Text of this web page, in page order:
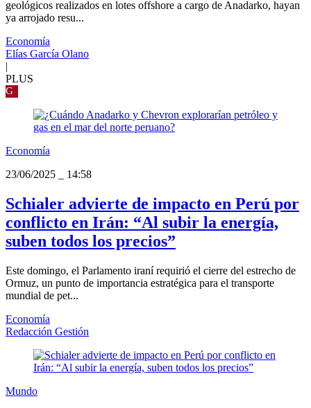
geológicos realizados en lotes offshore a cargo de Anadarko, hayan
ya arrojado resu...
Economía
Elías García Olano
|
PLUS
G
Economía
23/06/2025
14:58
Schialer advierte de impacto en Perú por
conflicto en Irán: “Al subir la energía,
suben todos los precios”
Este domingo, el Parlamento iraní requirió el cierre del estrecho de
Ormuz, un punto de importancia estratégica para el transporte
mundial de pet...
Economía
Redacción Gestión
Mundo